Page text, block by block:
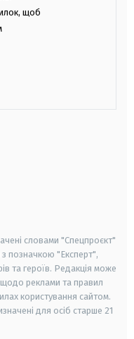
щоб
словами "Спецпроєкт"
позначкою "Експерт",
та героїв. Редакція може
щодо реклами та правил
користування сайтом.
для осіб старше 21